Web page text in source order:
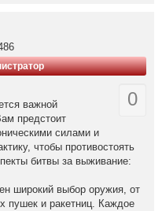
0
важной
предстоит
силами и
чтобы противостоять
битвы за выживание:
широкий выбор оружия, от
пушек и ракетниц. Каждое